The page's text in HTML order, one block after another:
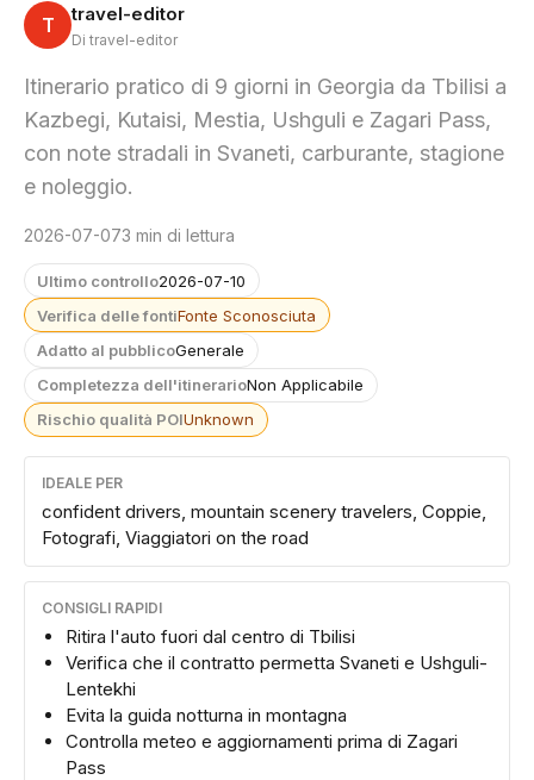
T travel-editor
Di travel-editor
Itinerario pratico di 9 giorni in Georgia da Tbilisi a
Kazbegi, Kutaisi, Mestia, Ushguli e Zagari Pass,
con note stradali in Svaneti, carburante, stagione
e noleggio.
2026-07-073 min di lettura
Ultimo controllo2026-07-10
Verifica delle fontiFonte Sconosciuta
Adatto al pubblicoGenerale
Completezza dell'itinerarioNon Applicabile
Rischio qualità POIUnknown
IDEALE PER
confident drivers, mountain scenery travelers, Coppie,
Fotografi, Viaggiatori on the road
CONSIGLI RAPIDI
Ritira l'auto fuori dal centro di Tbilisi
Verifica che il contratto permetta Svaneti e Ushguli-
Lentekhi
Evita la guida notturna in montagna
Controlla meteo e aggiornamenti prima di Zagari
Pass